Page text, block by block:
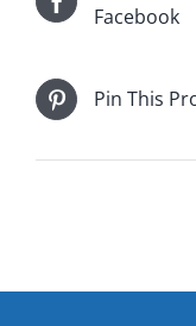
Facebook
Pin This